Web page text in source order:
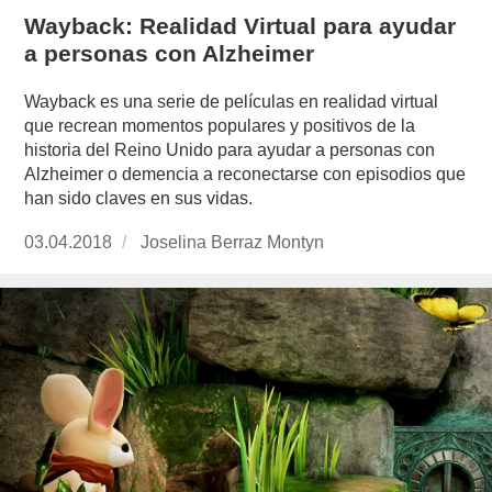
Wayback: Realidad Virtual para ayudar
a personas con Alzheimer
Wayback es una serie de películas en realidad virtual
que recrean momentos populares y positivos de la
historia del Reino Unido para ayudar a personas con
Alzheimer o demencia a reconectarse con episodios que
han sido claves en sus vidas.
Publicado
03.04.2018
https://www.experimenta.es/author/joselina-
montyn/
Joselina Berraz Montyn